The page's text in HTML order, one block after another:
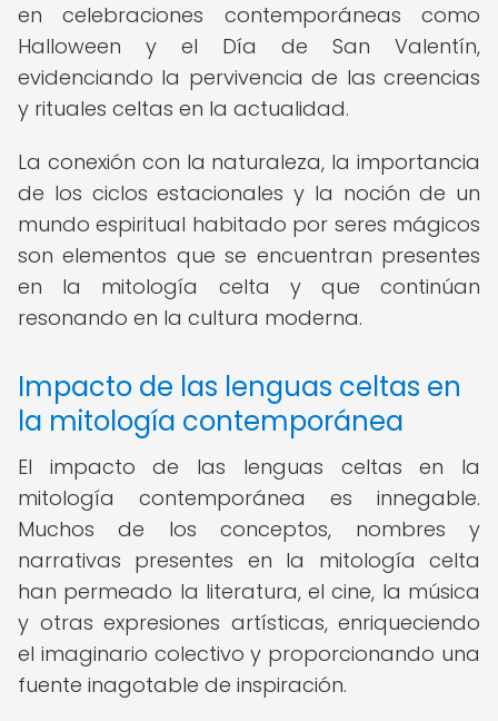
en celebraciones contemporáneas como
Halloween y el Día de San Valentín,
evidenciando la pervivencia de las creencias
y rituales celtas en la actualidad.
La conexión con la naturaleza, la importancia
de los ciclos estacionales y la noción de un
mundo espiritual habitado por seres mágicos
son elementos que se encuentran presentes
en la mitología celta y que continúan
resonando en la cultura moderna.
Impacto de las lenguas celtas en
la mitología contemporánea
El impacto de las lenguas celtas en la
mitología contemporánea es innegable.
Muchos de los conceptos, nombres y
narrativas presentes en la mitología celta
han permeado la literatura, el cine, la música
y otras expresiones artísticas, enriqueciendo
el imaginario colectivo y proporcionando una
fuente inagotable de inspiración.